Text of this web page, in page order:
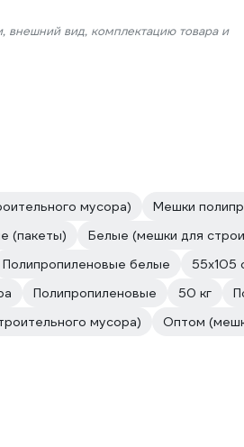
внешний вид, комплектацию товара и
мусора) Мешки
(пакеты) Белые (мешки для
Полипропиленовые белые 55х105
Полипропиленовые 50 кг
мусора) Оптом